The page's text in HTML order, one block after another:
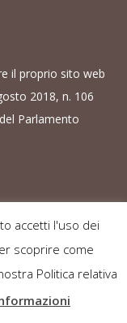
il proprio sito web
2018, n. 106
Parlamento
ogni utilizzo senza il
Policy
accetti l'uso dei
scoprire come
Politica relativa